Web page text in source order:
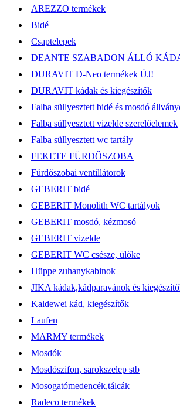
AREZZO termékek
Bidé
Csaptelepek
DEANTE SZABADON ÁLLÓ
DURAVIT D-Neo termékek ÚJ!
DURAVIT kádak és kiegészítők
Falba süllyesztett bidé és mosdó
Falba süllyesztett vizelde szerelőelemek
Falba süllyesztett wc tartály
FEKETE FÜRDŐSZOBA
Fürdőszobai ventillátorok
GEBERIT bidé
GEBERIT Monolith WC tartályok
GEBERIT mosdó, kézmosó
GEBERIT vizelde
GEBERIT WC csésze, ülőke
Hüppe zuhanykabinok
JIKA kádak,kádparavánok és
Kaldewei kád, kiegészítők
Laufen
MARMY termékek
Mosdók
Mosdószifon, sarokszelep stb
Mosogatómedencék,tálcák
Radeco termékek